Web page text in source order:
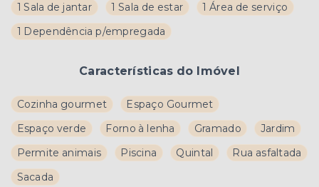
1 Sala de jantar
1 Sala de estar
1 Área de serviço
1 Dependência p/empregada
Características do Imóvel
Cozinha gourmet
Espaço Gourmet
Espaço verde
Forno à lenha Gramado
Jardim
Permite animais
Piscina Quintal
Rua asfaltada
Sacada